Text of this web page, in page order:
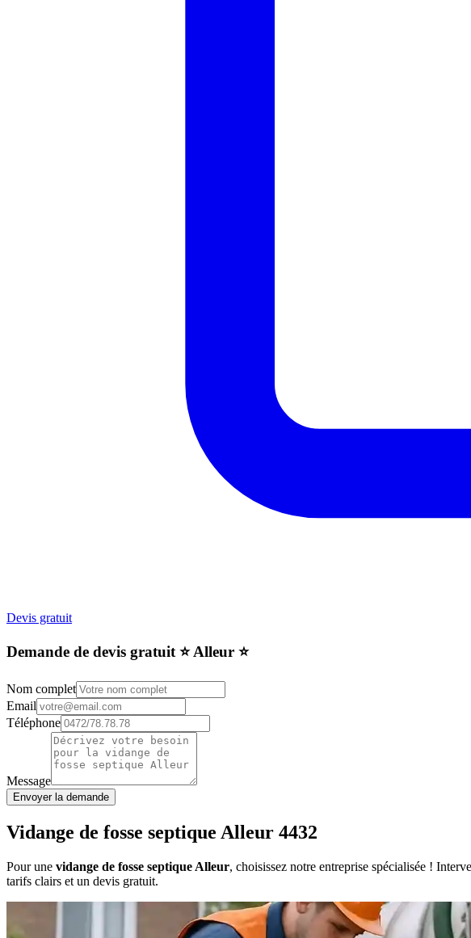
Devis gratuit
Demande de devis gratuit ⭐️ Alleur ⭐️
Nom complet
Email
Téléphone
Message
Envoyer la demande
Vidange de fosse septique Alleur 4432
Pour une vidange de fosse septique Alleur, choisissez notre entreprise spécialisée !
tarifs clairs et un devis gratuit.